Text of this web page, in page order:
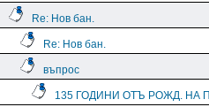
Re: Нов бан.
Re: Нов бан.
въпрос
135 ГОДИНИ ОТЪ РОЖД. НА